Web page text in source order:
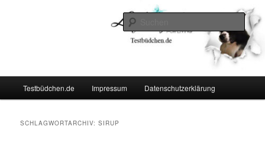
Testbüdchen.de Impressum Datenschutzerklärung
SCHLAGWORTARCHIV:SIRUP